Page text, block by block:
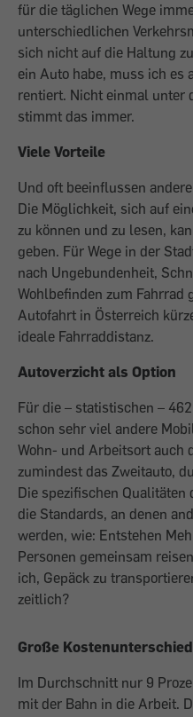
für die täglichen Wege
unterschiedlichen
sich nicht auf die Haltung
ein Auto habe, muss ich es
rentiert. Nicht einmal unter
stimmt das immer.
Viele Vorteile
Und oft beeinflussen
Die Möglichkeit, sich auf
zu können und zu lesen,
geben. Für Wege in der
nach Ungebundenheit,
Wohlbefinden zum Fahrrad
Autofahrt in Österreich
ideale Fahrraddistanz.
Autoverzicht als Option
Für die – statistischen –
schon sehr viel andere
Wohn- und Arbeitsort auch
zumindest das Zweitauto,
Die spezifischen
die Standards, an denen
werden, wie: Entstehen
Personen gemeinsam
ich, Gepäck zu
zeitlich?
Große
Im Durchschnitt nur 9
mit der Bahn in die Arbeit.